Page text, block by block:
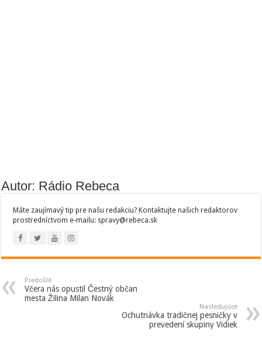
Autor: Rádio Rebeca
Máte zaujímavý tip pre našu redakciu? Kontaktujte našich redaktorov
prostredníctvom e-mailu: spravy@rebeca.sk
Predošlé
Včera nás opustil Čestný občan
mesta Žilina Milan Novák
Nasledujúce
Ochutnávka tradičnej pesničky v
prevedení skupiny Vidiek